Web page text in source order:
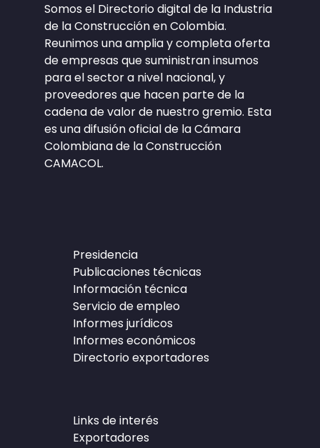
Somos el Directorio digital de la Industria
de la Construcción en Colombia.
Reunimos una amplia y completa oferta
de empresas que suministran insumos
para el sector a nivel nacional, y
proveedores que hacen parte de la
cadena de valor de nuestro gremio. Esta
es una difusión oficial de la Cámara
Colombiana de la Construcción
CAMACOL.
Presidencia
Publicaciones técnicas
Información técnica
Servicio de empleo
Informes jurídicos
Informes económicos
Directorio exportadores
Links de interés
Exportadores